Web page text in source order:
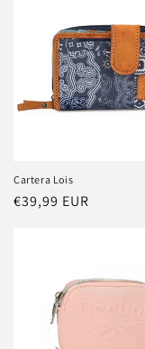
:
Cartera Lois
Precio
€39,99 EUR